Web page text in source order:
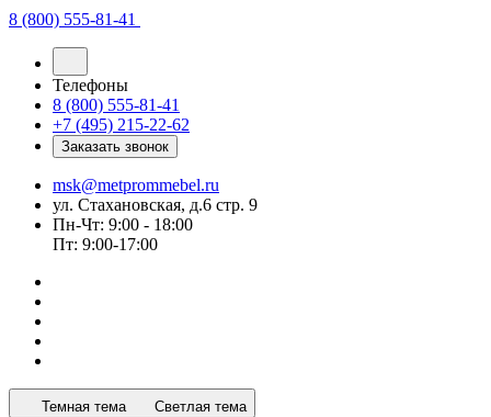
8 (800) 555-81-41
Телефоны
8 (800) 555-81-41
+7 (495) 215-22-62
Заказать звонок
msk@metprommebel.ru
ул. Стахановская, д.6 стр. 9
Пн-Чт: 9:00 - 18:00
Пт: 9:00-17:00
Темная тема Светлая тема